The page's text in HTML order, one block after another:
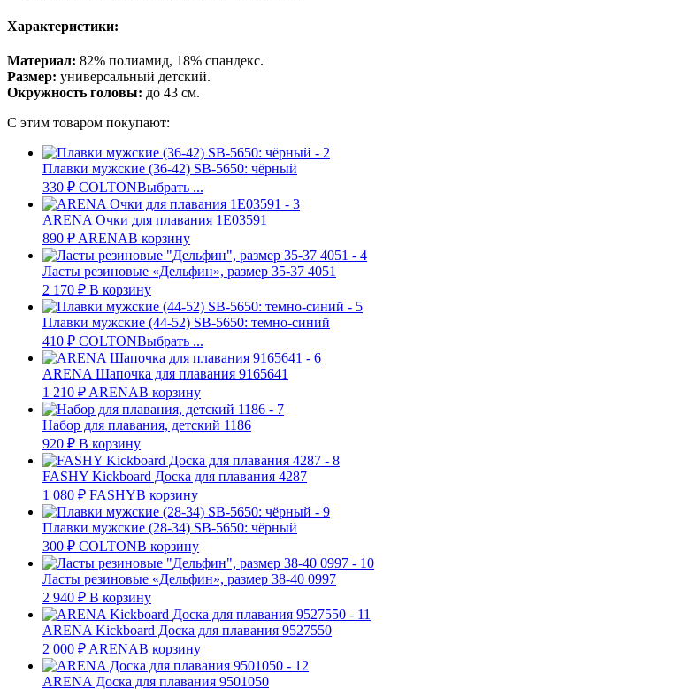
Характеристики:
Материал: 82% полиамид, 18% спандекс.
Размер: универсальный детский.
Окружность головы: до 43 см.
С этим товаром покупают:
Плавки мужские (36-42) SB-5650: чёрный
330 ₽ COLTONВыбрать ...
ARENA Очки для плавания 1Е03591
890 ₽ ARENAВ корзину
Ласты резиновые «Дельфин», размер 35-37 4051
2 170 ₽ В корзину
Плавки мужские (44-52) SB-5650: темно-синий
410 ₽ COLTONВыбрать ...
ARENA Шапочка для плавания 9165641
1 210 ₽ ARENAВ корзину
Набор для плавания, детский 1186
920 ₽ В корзину
FASHY Kickboard Доска для плавания 4287
1 080 ₽ FASHYВ корзину
Плавки мужские (28-34) SB-5650: чёрный
300 ₽ COLTONВ корзину
Ласты резиновые «Дельфин», размер 38-40 0997
2 940 ₽ В корзину
ARENA Kickboard Доска для плавания 9527550
2 000 ₽ ARENAВ корзину
ARENA Доска для плавания 9501050